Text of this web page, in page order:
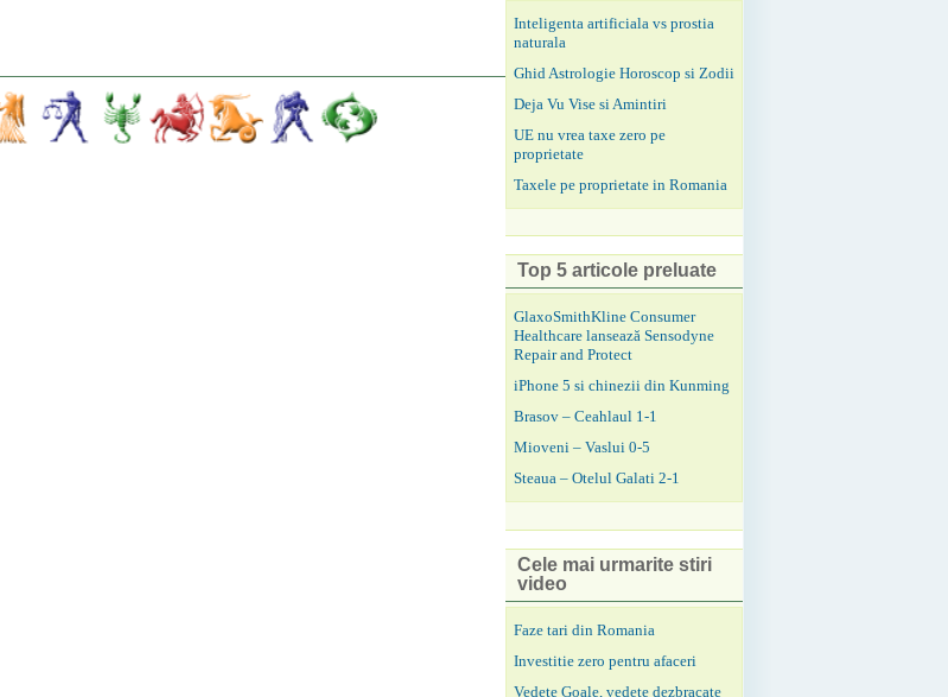
Inteligenta artificiala vs prostia
naturala
Ghid Astrologie Horoscop si Zodii
Deja Vu Vise si Amintiri
UE nu vrea taxe zero pe
proprietate
Taxele pe proprietate in Romania
Top 5 articole preluate
GlaxoSmithKline Consumer
Healthcare lansează Sensodyne
Repair and Protect
iPhone 5 si chinezii din Kunming
Brasov – Ceahlaul 1-1
Mioveni – Vaslui 0-5
Steaua – Otelul Galati 2-1
Cele mai urmarite stiri
video
Faze tari din Romania
Investitie zero pentru afaceri
Vedete Goale, vedete dezbracate